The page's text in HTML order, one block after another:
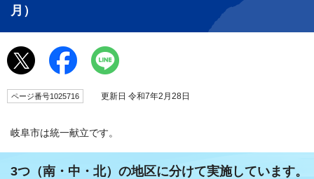
月）
ページ番号1025716 更新日 令和7年2月28日
岐阜市は統一献立です。
3つ（南・中・北）の地区に分けて実施しています。